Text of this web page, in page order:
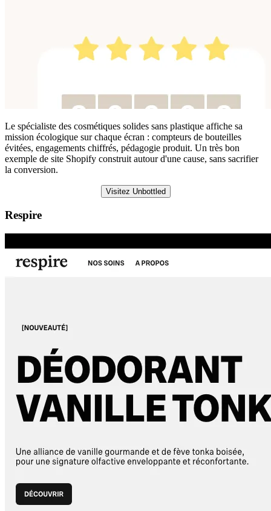
Le spécialiste des cosmétiques solides sans plastique affiche sa
mission écologique sur chaque écran : compteurs de bouteilles
évitées, engagements chiffrés, pédagogie produit. Un très bon
exemple de site Shopify construit autour d'une cause, sans sacrifier
la conversion.
Visitez Unbottled
Respire